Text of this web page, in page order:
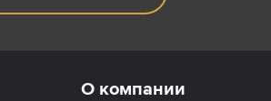
О компании